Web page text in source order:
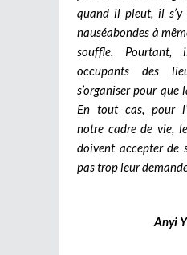
quand il pleut, il s’y
nauséabondes à
souffle.
occupants des
s’organiser pour que
En tout cas, pour
notre cadre de vie,
doivent accepter de
pas trop leur
Anyi